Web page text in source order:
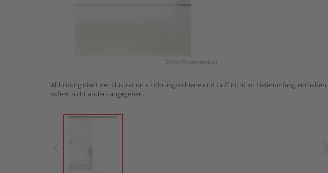
Abbildung dient der Illustration – Führungsschiene und Griff nicht im Lieferumfang enthalten,
sofern nicht anders angegeben.